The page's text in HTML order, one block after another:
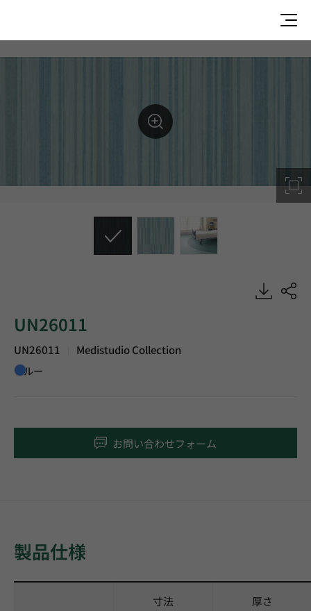
UN26011, Medistudio, Heterogeneous Sheet, HFLOR
UN26011
UN26011 Medistudio Collection
ブルー
お問い合わせフォーム
製品仕様
寸法 厚さ